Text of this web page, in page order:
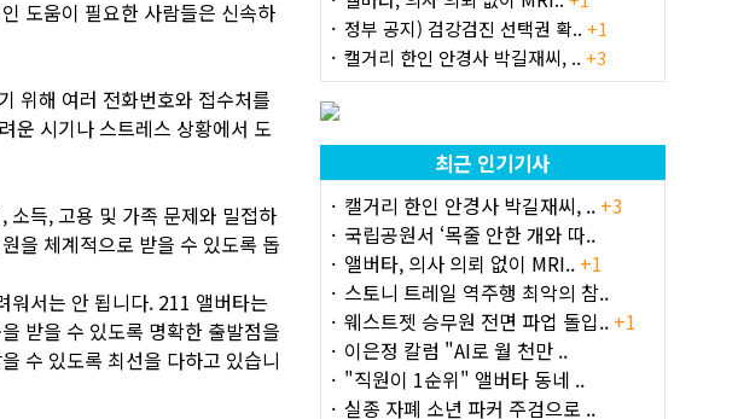
도움이 필요한 사람들은 신속하
위해 여러 전화번호와 접수처를
운 시기나 스트레스 상황에서 도
소득, 고용 및 가족 문제와 밀접하
을 체계적으로 받을 수 있도록 돕
워서는 안 됩니다. 211 앨버타는
받을 수 있도록 명확한 출발점을
수 있도록 최선을 다하고 있습니
정부 공지) 검강검진 선택권 확.. +1
캘거리 한인 안경사 박길재씨, .. +3
최근 인기기사
캘거리 한인 안경사 박길재씨, .. +3
국립공원서 ‘목줄 안한 개와 따..
앨버타, 의사 의뢰 없이 MRI.. +1
스토니 트레일 역주행 최악의 참..
웨스트젯 승무원 전면 파업 돌입.. +1
이은정 칼럼 "AI로 월 천만 ..
"직원이 1순위" 앨버타 동네 ..
실종 자폐 소년 파커 주검으로 ..